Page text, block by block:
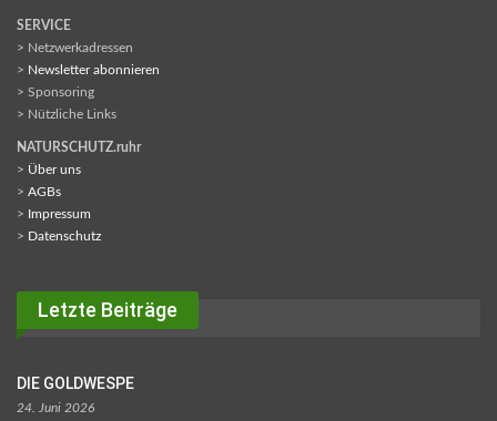
SERVICE
> Netzwerkadressen
> Newsletter abonnieren
> Sponsoring
> Nützliche Links
NATURSCHUTZ.ruhr
> Über uns
> AGBs
> Impressum
> Datenschutz
Letzte Beiträge
DIE GOLDWESPE
24. Juni 2026